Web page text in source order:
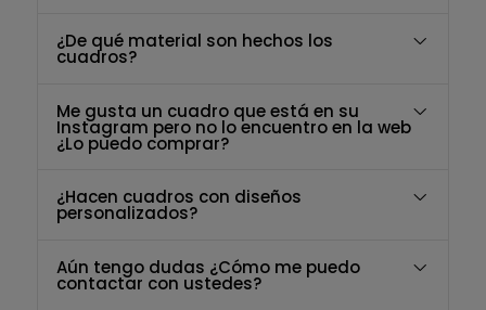
¿De qué material son hechos los
cuadros?
Me gusta un cuadro que está en su
Instagram pero no lo encuentro en la web
¿Lo puedo comprar?
¿Hacen cuadros con diseños
personalizados?
Aún tengo dudas ¿Cómo me puedo
contactar con ustedes?